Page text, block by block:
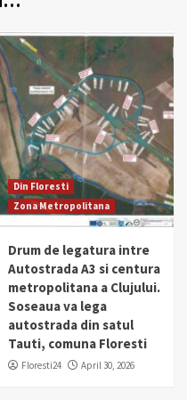
Din Floresti
Zona Metropolitana
Drum de legatura intre
Autostrada A3 si centura
metropolitana a Clujului.
Soseaua va lega
autostrada din satul
Tauti, comuna Floresti
Floresti24 April 30, 2026